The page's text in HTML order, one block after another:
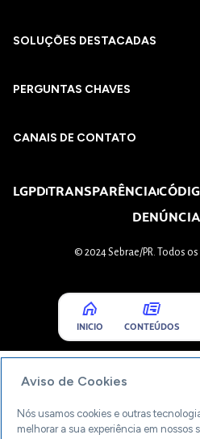
SOLUÇÕES DESTACADAS
PERGUNTAS CHAVES​
CANAIS DE CONTATO
LGPDTRANSPARÊNCIA
DENÚNCIA
© 2024 Sebrae/PR. Todos
INICIO CONTEÚDOS
Aviso de Cookies
Nós usamos cookies e outras
melhorar a sua experiência em nossos